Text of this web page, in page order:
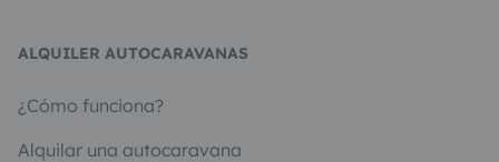
ALQUILER AUTOCARAVANAS
¿Cómo funciona?
Alquilar una autocaravana